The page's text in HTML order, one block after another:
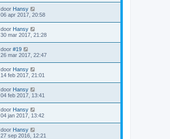
door Hansy
06 apr 2017, 20:58
door Hansy
30 mar 2017, 21:28
door #19
26 mar 2017, 22:47
door Hansy
14 feb 2017, 21:01
door Hansy
04 feb 2017, 13:41
door Hansy
04 jan 2017, 13:42
door Hansy
27 sep 2016, 12:21